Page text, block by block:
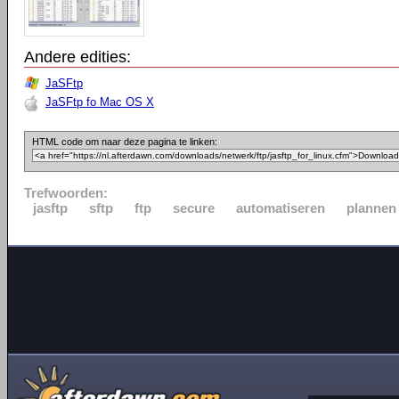
Andere edities:
JaSFtp
JaSFtp fo Mac OS X
HTML code om naar deze pagina te linken:
Trefwoorden:
jasftp
sftp ftp secure automatiseren plannen